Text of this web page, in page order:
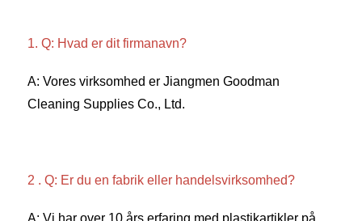
1. Q: Hvad er dit firmanavn?
A: Vores virksomhed er Jiangmen Goodman
Cleaning Supplies Co., Ltd.
2 . Q: Er du en fabrik eller handelsvirksomhed?
A: Vi har over 10 års erfaring med plastikartikler på